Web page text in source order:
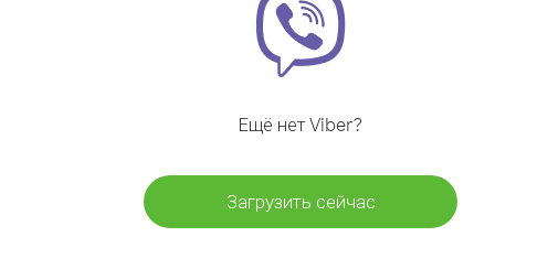
Ещё нет Viber?
Загрузить сейчас